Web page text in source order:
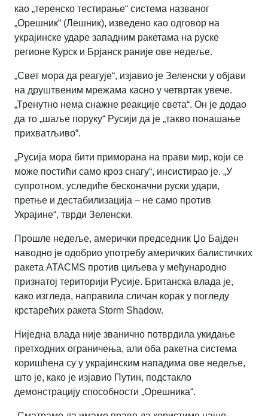
као „теренско тестирање“ система названог
„Орешник“ (Лешник), изведено као одговор на
украјинске ударе западним ракетама на руске
регионе Курск и Брјанск раније ове недеље.
„Свет мора да реагује“, изјавио је Зеленски у објави
на друштвеним мрежама касно у четвртак увече.
„Тренутно нема снажне реакције света“. Он је додао
да то „шаље поруку“ Русији да је „такво понашање
прихватљиво“.
„Русија мора бити приморана на прави мир, који се
може постићи само кроз снагу“, инсистирао је. „У
супротном, уследиће бесконачни руски удари,
претње и дестабилизација – не само против
Украјине“, тврди Зеленски.
Прошле недеље, амерички председник Џо Бајден
наводно је одобрио употребу америчких балистичких
ракета ATACMS против циљева у међународно
признатој територији Русије. Британска влада је,
како изгледа, направила сличан корак у погледу
крстарећих ракета Storm Shadow.
Ниједна влада није званично потврдила укидање
претходних ограничења, али оба ракетна система
коришћена су у украјинским нападима ове недеље,
што је, како је изјавио Путин, подстакло
демонстрацију способности „Орешника“.